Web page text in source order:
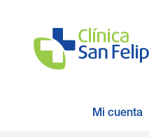
Mi cuenta